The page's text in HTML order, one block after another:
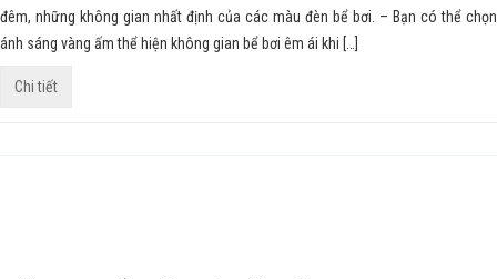
đêm, những không gian nhất định của các màu đèn bể bơi. – Bạn có thể chọn
ánh sáng vàng ấm thể hiện không gian bể bơi êm ái khi […]
Chi tiết